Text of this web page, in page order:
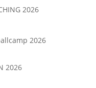
2026
2026
2026